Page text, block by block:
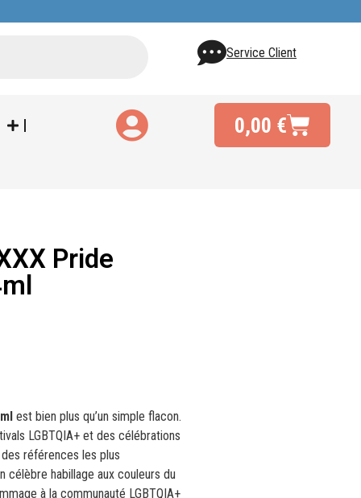
Service Client
0,00 €
Pride
est bien plus qu’un simple flacon.
LGBTQIA+ et des célébrations
références les plus
célèbre habillage aux couleurs du
à la communauté LGBTQIA+